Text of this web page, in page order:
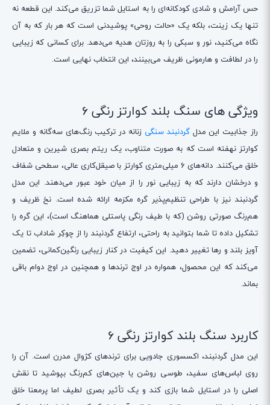
حس آرامش و شادی کودکانه‌ای را به استایل شما تزریق می‌کند. این قطعه نه
تنها یک زینت، بلکه یک «حالت روحی» پوشیدنی است که هر بار که به آن
نگاه می‌کنید، نور و سبکی را به روزتان هدیه می‌دهد. برای کسانی که زیبایی
را در لطافت و هارمونی ظریف می‌بینند، این انتخاب نهایی است.
ویژگی های سنگ بلند کوارتز رنگی 6
راز جذابیت این مدلگردنبند سنگی زنانه در ترکیب رنگ‌های سه‌گانه و ملایم
کوارتز نهفته است که به صورت متناوب، یک ریتم بصری شیرین و متعادل
خلق می‌کنند. دانه‌های ۶ میلی‌متری کوارتز با صیقل‌کاری عالی، سطحی شفاف
و درخشان دارند که به زیبایی نور را از میان خود عبور می‌دهند. این مدل
گردنبند نیز با طراحی تنظیم‌پذیر گره مکرَمه ارائه شده است. نخ ظریف و
هم‌رنگ صورتی روشن (که با طیف رنگی پاستلی هماهنگ است)، این گره را
تشکیل داده تا شما بتوانید به راحتی، ارتفاع گردنبند را از چوکِر شاداب تا یک
آویز بلند و رها تغییر دهید. این کیفیت در کنار زیبایی رنگین‌کمانی، تضمین
می‌کند که این محصول، همواره در اوج ترندها و همچنین در اوج دوام باقی
بماند.
کاربرد سنگ بلند کوارتز رنگی 6
این مدل گردنبند، اکسسوری جادویی برای ترندهای کژوال مدرن است. آن را
روی لباس‌های سفید، طوسی روشن یا جین‌های کم‌رنگ بپوشید تا نقش
اصلی را در استایل شما بازی کند و یک تأثیر بصری لطیف اما پرمعنا خلق